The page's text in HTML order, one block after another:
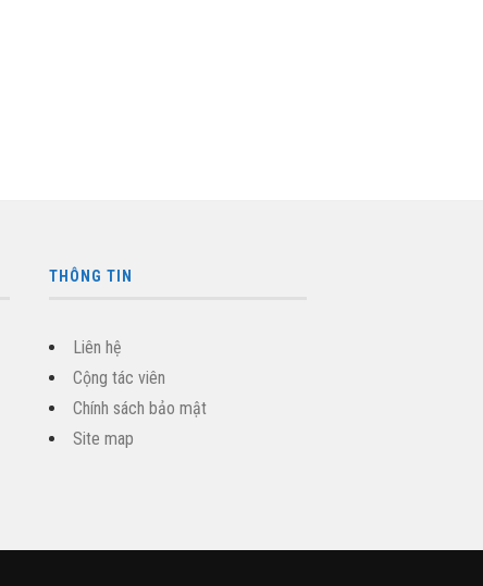
THÔNG TIN
Liên hệ
Cộng tác viên
Chính sách bảo mật
Site map